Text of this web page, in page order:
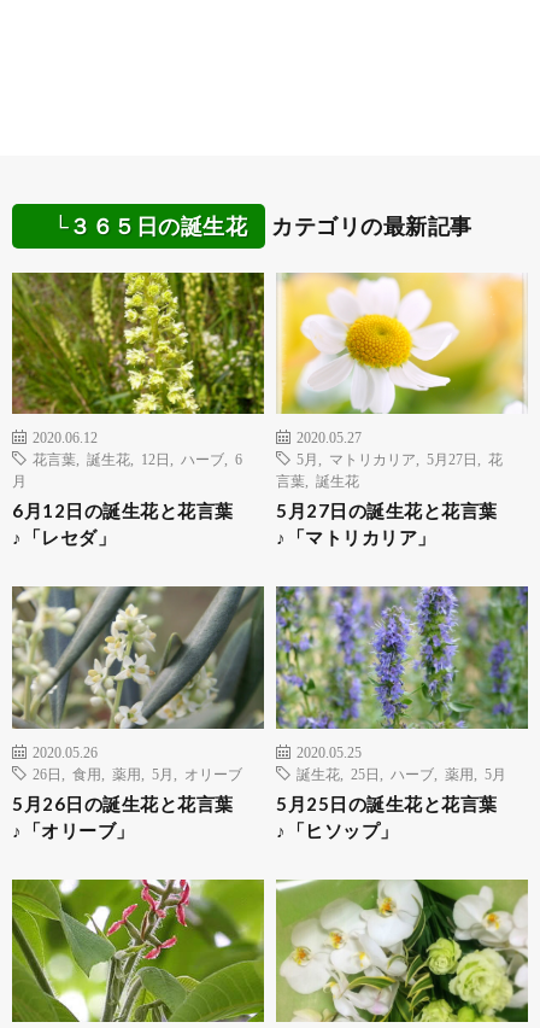
└３６５日の誕生花 カテゴリの最新記事
2020.06.12
花言葉
誕生花 12日 ハーブ
6
月
6月12日の誕生花と花言葉
♪「レセダ」
2020.05.27
5月
マトリカリア 5月27日
花
言葉
誕生花
5月27日の誕生花と花言葉
♪「マトリカリア」
2020.05.26
26日
食用 薬用 5月 オリーブ
5月26日の誕生花と花言葉
♪「オリーブ」
2020.05.25
誕生花
25日 ハーブ 薬用 5月
5月25日の誕生花と花言葉
♪「ヒソップ」